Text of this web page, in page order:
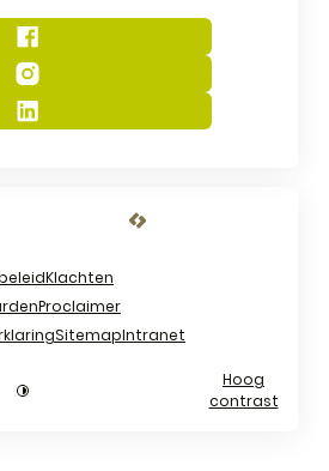
Klachten
Proclaimer
SitemapIntranet
Hoog
contrast